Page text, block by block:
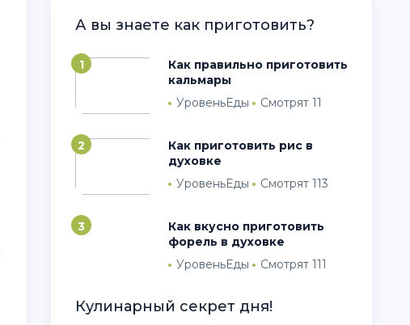
А вы знаете как приготовить?
1
Как правильно приготовить
кальмары
УровеньЕды
Смотрят 11
2
Как приготовить рис в
духовке
УровеньЕды
Смотрят 113
3
Как вкусно приготовить
форель в духовке
УровеньЕды
Смотрят 111
Кулинарный секрет дня!